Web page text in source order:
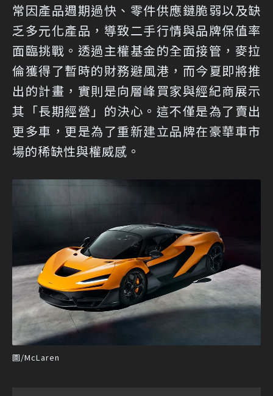
常因產品週期過快、零件供應鏈脆弱以及缺
乏多元化產品，導致二手行情與品牌保值率
面臨挑戰。透過主權基金的全面接管，麥拉
倫獲得了暫時的財務避風港，而今夏即將推
出的計畫，實則是向層峰買家與經紀商展示
其「長期經營」的決心。這不僅是為了賣出
更多車，更是為了重新建立品牌在豪華車市
場的稀缺性與權威感。
圖/McLaren